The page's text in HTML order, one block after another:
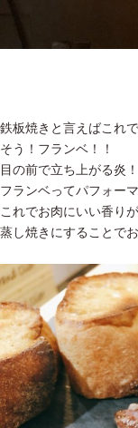
鉄板焼きと言えばこれ
そう！フランベ！！
目の前で立ち上がる炎！
フランベってパフォー
これでお肉にいい香り
蒸し焼きにすることで